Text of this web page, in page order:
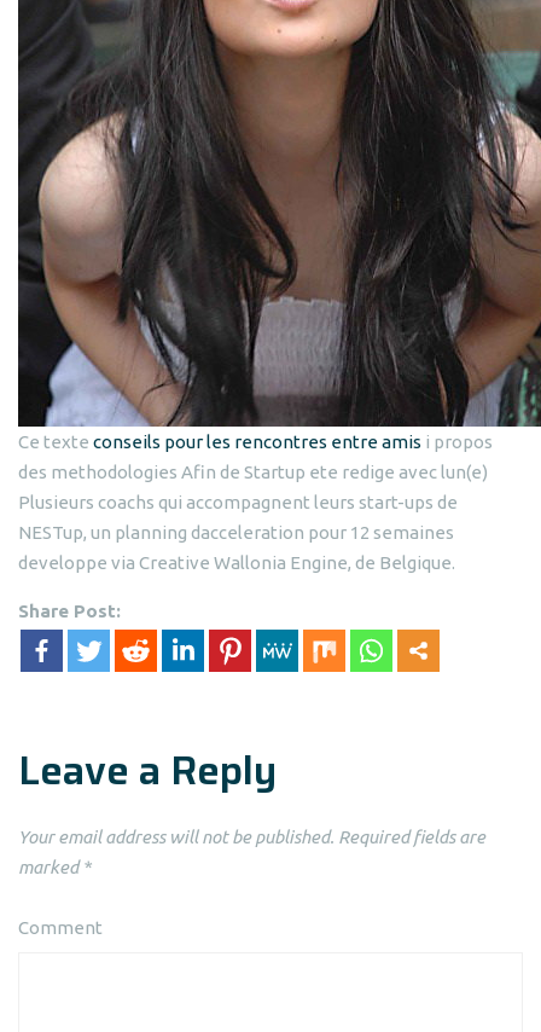
Ce texte conseils pour les rencontres entre amis i propos
des methodologies Afin de Startup ete redige avec lun(e)
Plusieurs coachs qui accompagnent leurs start-ups de
NESTup, un planning dacceleration pour 12 semaines
developpe via Creative Wallonia Engine, de Belgique.
Share Post:
Leave a Reply
Your email address will not be published. Required fields are
marked*
Comment